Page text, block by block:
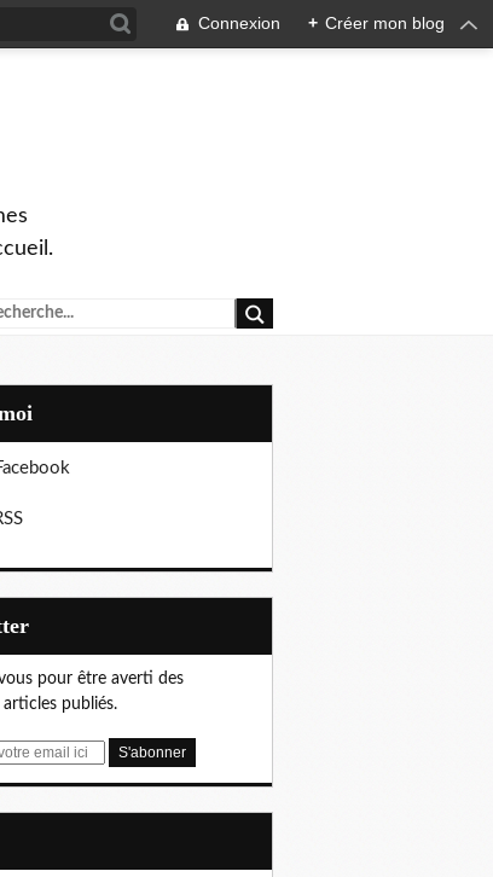
Connexion + Créer mon blog
pour être averti des
publiés.